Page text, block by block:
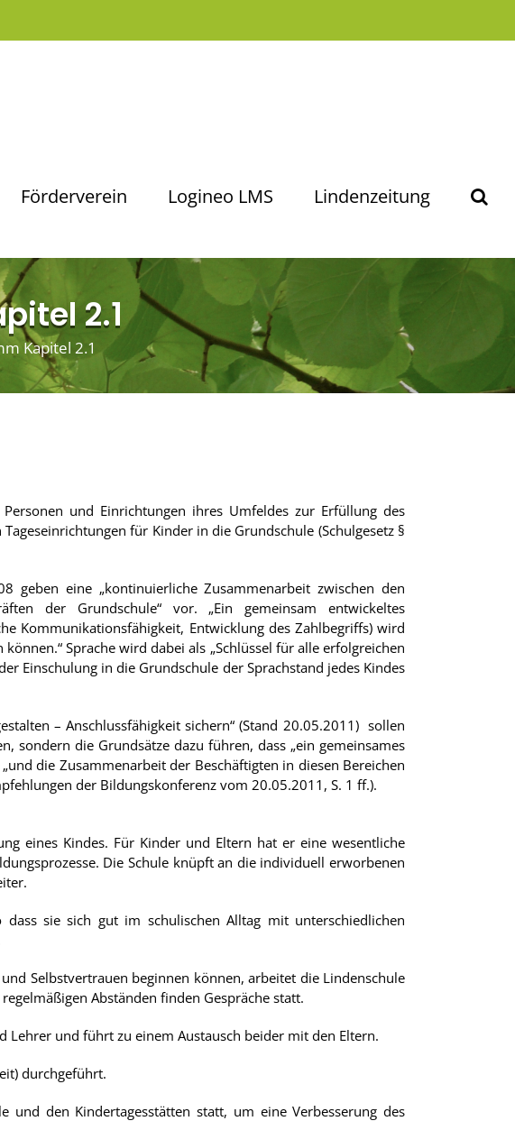
Förderverein Logineo LMS Lindenzeitung
2.1
Kapitel 2.1
und Einrichtungen ihres Umfeldes zur Erfüllung des
für Kinder in die Grundschule (Schulgesetz §
geben eine „kontinuierliche Zusammenarbeit zwischen den
der Grundschule“ vor. „Ein gemeinsam entwickeltes
Kommunikationsfähigkeit, Entwicklung des Zahlbegriffs) wird
Sprache wird dabei als „Schlüssel für alle erfolgreichen
Einschulung in die Grundschule der Sprachstand jedes Kindes
– Anschlussfähigkeit sichern“ (Stand 20.05.2011) sollen
sondern die Grundsätze dazu führen, dass „ein gemeinsames
die Zusammenarbeit der Beschäftigten in diesen Bereichen
der Bildungskonferenz vom 20.05.2011, S. 1 ff.).
eines Kindes. Für Kinder und Eltern hat er eine wesentliche
Die Schule knüpft an die individuell erworbenen
sie sich gut im schulischen Alltag mit unterschiedlichen
Selbstvertrauen beginnen können, arbeitet die Lindenschule
Abständen finden Gespräche statt.
und führt zu einem Austausch beider mit den Eltern.
durchgeführt.
und den Kindertagesstätten statt, um eine Verbesserung des